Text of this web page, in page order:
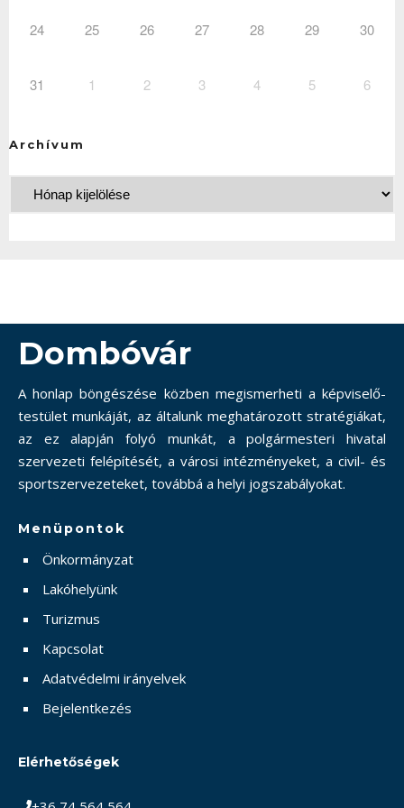
24 25 26 27 28 29 30
31 1 2 3 4 5 6
Archívum
Dombóvár
A honlap böngészése közben megismerheti a képviselő-
testület munkáját, az általunk meghatározott stratégiákat,
az ez alapján folyó munkát, a polgármesteri hivatal
szervezeti felépítését, a városi intézményeket, a civil- és
sportszervezeteket, továbbá a helyi jogszabályokat.
Menüpontok
Önkormányzat
Lakóhelyünk
Turizmus
Kapcsolat
Adatvédelmi irányelvek
Bejelentkezés
Elérhetőségek